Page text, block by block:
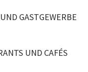
GASTGEWERBE
UND CAFÉS